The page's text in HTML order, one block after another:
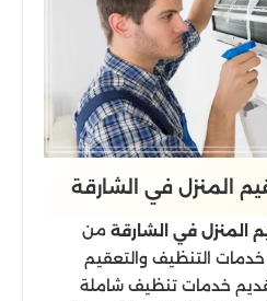
المنزل​ في الشارقة
المنزل في الشارقة من
خدمات التنظيف والتعقيم
خدمات تنظيف شاملة